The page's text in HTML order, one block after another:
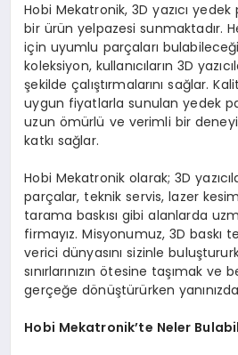
Hobi Mekatronik, 3D yazıcı
bir ürün yelpazesi sunmaktadır.
için uyumlu parçaları
koleksiyon, kullanıcıların 3D
şekilde çalıştırmalarını sağlar.
uygun fiyatlarla sunulan yedek
uzun ömürlü ve verimli bir
katkı sağlar.
Hobi Mekatronik olarak; 3D
parçalar, teknik servis, lazer
tarama baskısı gibi alanlarda
firmayız. Misyonumuz, 3D baskı
verici dünyasını sizinle
sınırlarınızın ötesine taşımak ve
gerçeğe dönüştürürken
Hobi Mekatronik’te Neler